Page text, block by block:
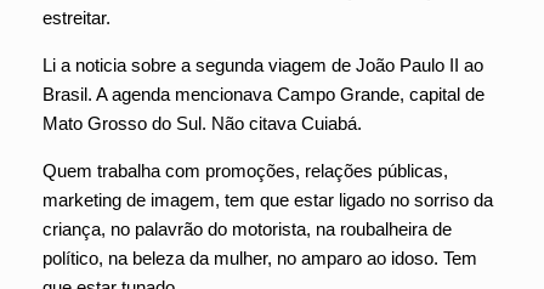
estreitar.
Li a noticia sobre a segunda viagem de João Paulo II ao
Brasil. A agenda mencionava Campo Grande, capital de
Mato Grosso do Sul. Não citava Cuiabá.
Quem trabalha com promoções, relações públicas,
marketing de imagem, tem que estar ligado no sorriso da
criança, no palavrão do motorista, na roubalheira de
político, na beleza da mulher, no amparo ao idoso. Tem